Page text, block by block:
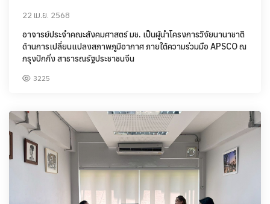
22 เม.ย. 2568
อาจารย์ประจำคณะสังคมศาสตร์ มช. เป็นผู้นำโครงการวิจัยนานาชาติ
ด้านการเปลี่ยนแปลงสภาพภูมิอากาศ ภายใต้ความร่วมมือ APSCO ณ
กรุงปักกิ่ง สาธารณรัฐประชาชนจีน
3225